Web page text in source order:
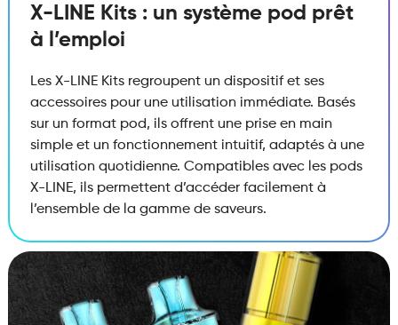
X-LINE Kits : un système pod prêt
à l’emploi
Les X-LINE Kits regroupent un dispositif et ses
accessoires pour une utilisation immédiate. Basés
sur un format pod, ils offrent une prise en main
simple et un fonctionnement intuitif, adaptés à une
utilisation quotidienne. Compatibles avec les pods
X-LINE, ils permettent d’accéder facilement à
l’ensemble de la gamme de saveurs.